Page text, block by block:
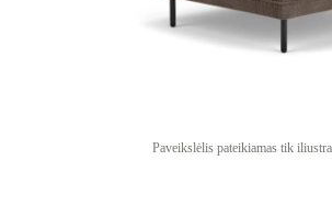
Paveikslėlis pateikiamas tik